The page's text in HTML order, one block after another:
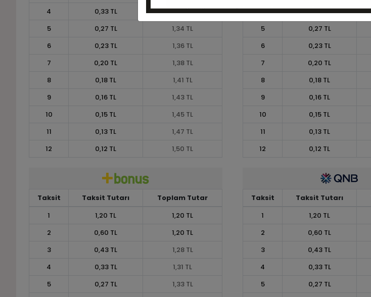
4
0,33 TL
1,32 TL
5
0,27 TL
1,34 TL
6
0,23 TL
1,36 TL
7
0,20 TL
1,38 TL
8
0,18 TL
1,41 TL
9
0,16 TL
1,43 TL
10
0,15 TL
1,45 TL
11
0,13 TL
1,47 TL
12
0,12 TL 1,50 TL
4
0,33 TL
5
0,27 TL
6
0,23 TL
7
0,20 TL
8
0,18 TL
9
0,16 TL
10
0,15 TL
11
0,13 TL
12
0,12 TL
Taksit Taksit Tutarı
Toplam Tutar
1
1,20 TL
1,20 TL
2
0,60 TL
1,20 TL
3
0,43 TL
1,28 TL
4
0,33 TL
1,31 TL
5
0,27 TL
1,33 TL
Taksit Taksit Tutarı
1
1,20 TL
2
0,60 TL
3
0,43 TL
4
0,33 TL
5
0,27 TL